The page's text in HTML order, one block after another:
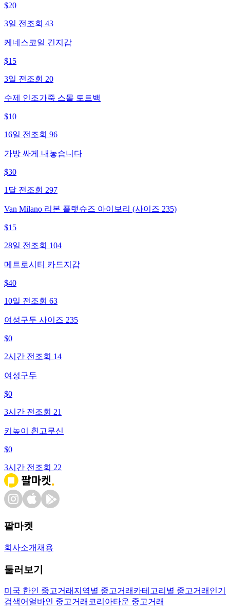
$20
3일 전 조회 43
케네스코일 긴지갑
$15
3일 전 조회 20
수제 인조가죽 스몰 토트백
$10
16일 전 조회 96
가방 싸게 내놓습니다
$30
1달 전 조회 297
Van Milano 리본 플랫슈즈 아이보리 (사이즈 235)
$15
28일 전 조회 104
메트로시티 카드지갑
$40
10일 전 조회 63
여성구두 사이즈 235
$0
2시간 전 조회 14
여성구두
$0
3시간 전 조회 21
키높이 흰고무신
$0
3시간 전 조회 22
팔마켓
회사소개 채용
둘러보기
미국 한인 중고거래 지역별 중고거래 카테고리별 중고거래 인기
검색어 얼바인 중고거래 코리아타운 중고거래